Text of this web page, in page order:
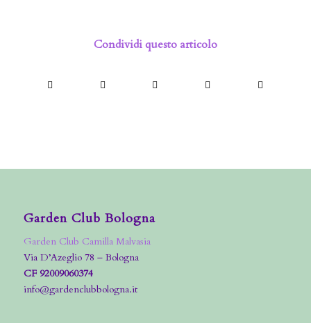
Condividi questo articolo
Garden Club Bologna
Garden Club Camilla Malvasia
Via D’Azeglio 78 – Bologna
CF 92009060374
info@gardenclubbologna.it